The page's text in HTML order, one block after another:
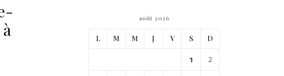
août 2026
L M M J V S D
1 2